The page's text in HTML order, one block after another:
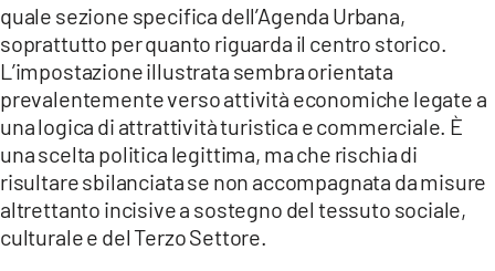
quale sezione specifica dell’Agenda Urbana,
soprattutto per quanto riguarda il centro storico.
L’impostazione illustrata sembra orientata
prevalentemente verso attività economiche legate a
una logica di attrattività turistica e commerciale. È
una scelta politica legittima, ma che rischia di
risultare sbilanciata se non accompagnata da misure
altrettanto incisive a sostegno del tessuto sociale,
culturale e del Terzo Settore.